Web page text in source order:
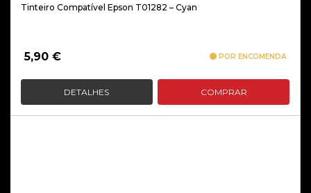
Tinteiro Compatível Epson T01282 – Cyan
5,90 € POR ENCOMENDA
DETALHES COMPRAR